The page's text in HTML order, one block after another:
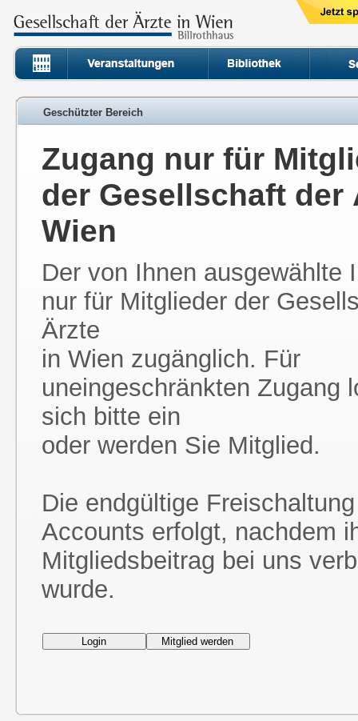
Geschützter Bereich
Zugang nur für
der Gesellschaft der
Wien
Der von Ihnen ausgewählte
nur für Mitglieder der
Ärzte
in Wien zugänglich. Für
uneingeschränkten Zugang
sich bitte ein
oder werden Sie Mitglied.
Die endgültige
Accounts erfolgt, nachdem
Mitgliedsbeitrag bei uns
wurde.